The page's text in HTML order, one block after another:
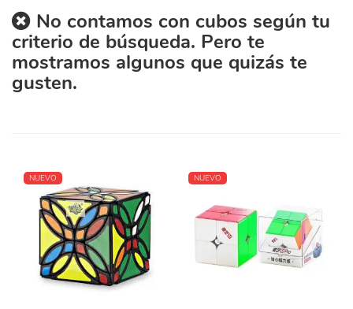
No contamos con cubos según tu
criterio de búsqueda. Pero te
mostramos algunos que quizás te
gusten.
NUEVO NUEVO